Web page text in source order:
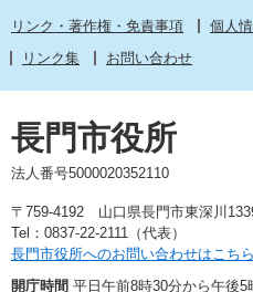
リンク・著作権・免責事項 個人
リンク集
お問い合わせ
長門市役所
法人番号5000020352110
〒759-4192 山口県長門市東深川
Tel：0837-22-2111（代表）
長門市役所へのお問い合わせはこちら
開庁時間 平日午前8時30分から午後